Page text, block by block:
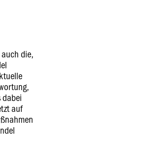
die,
dabei
auf